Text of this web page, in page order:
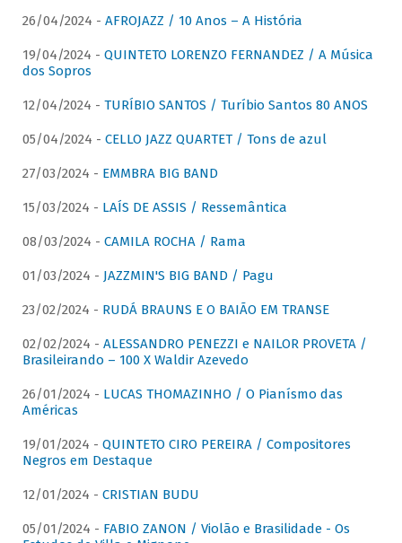
26/04/2024 - AFROJAZZ / 10 Anos – A História
19/04/2024 - QUINTETO LORENZO FERNANDEZ / A Música
dos Sopros
12/04/2024 - TURÍBIO SANTOS / Turíbio Santos 80 ANOS
05/04/2024 - CELLO JAZZ QUARTET / Tons de azul
27/03/2024 - EMMBRA BIG BAND
15/03/2024 - LAÍS DE ASSIS / Ressemântica
08/03/2024 - CAMILA ROCHA / Rama
01/03/2024 - JAZZMIN'S BIG BAND / Pagu
23/02/2024 - RUDÁ BRAUNS E O BAIÃO EM TRANSE
02/02/2024 - ALESSANDRO PENEZZI e NAILOR PROVETA /
Brasileirando – 100 X Waldir Azevedo
26/01/2024 - LUCAS THOMAZINHO / O Pianísmo das
Américas
19/01/2024 - QUINTETO CIRO PEREIRA / Compositores
Negros em Destaque
12/01/2024 - CRISTIAN BUDU
05/01/2024 - FABIO ZANON / Violão e Brasilidade - Os